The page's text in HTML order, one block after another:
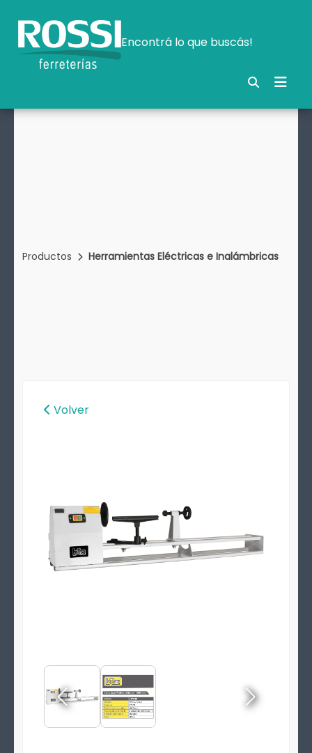
Encontrá lo que buscás!
Productos Herramientas Eléctricas e Inalámbricas
Volver